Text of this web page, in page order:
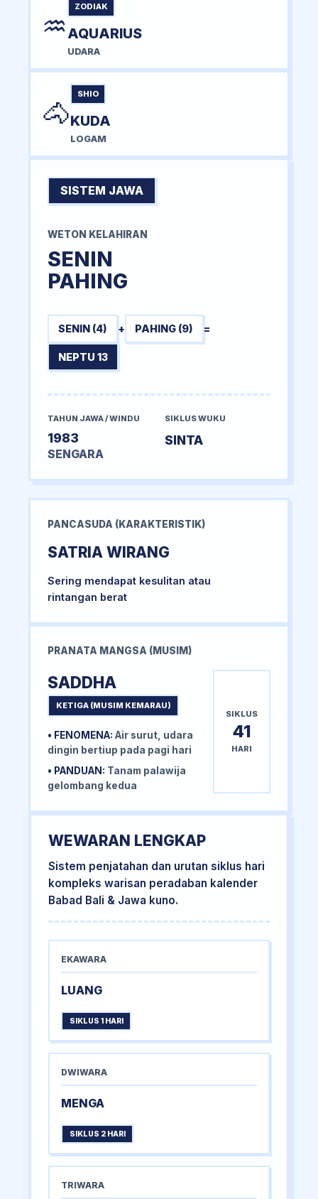
♒
ZODIAK
AQUARIUS
UDARA
🐴
SHIO
KUDA
LOGAM
SISTEM JAWA
WETON KELAHIRAN
SENIN
PAHING
SENIN (4) + PAHING (9) =
NEPTU 13
TAHUN JAWA / WINDU
1983
SENGARA
SIKLUS WUKU
SINTA
PANCASUDA (KARAKTERISTIK)
SATRIA WIRANG
Sering mendapat kesulitan atau
rintangan berat
PRANATA MANGSA (MUSIM)
SADDHA
KETIGA (MUSIM KEMARAU)
• FENOMENA: Air surut, udara
dingin bertiup pada pagi hari
• PANDUAN: Tanam palawija
gelombang kedua
SIKLUS
41
HARI
WEWARAN LENGKAP
Sistem penjatahan dan urutan siklus hari
kompleks warisan peradaban kalender
Babad Bali & Jawa kuno.
EKAWARA
LUANG
SIKLUS 1 HARI
DWIWARA
MENGA
SIKLUS 2 HARI
TRIWARA